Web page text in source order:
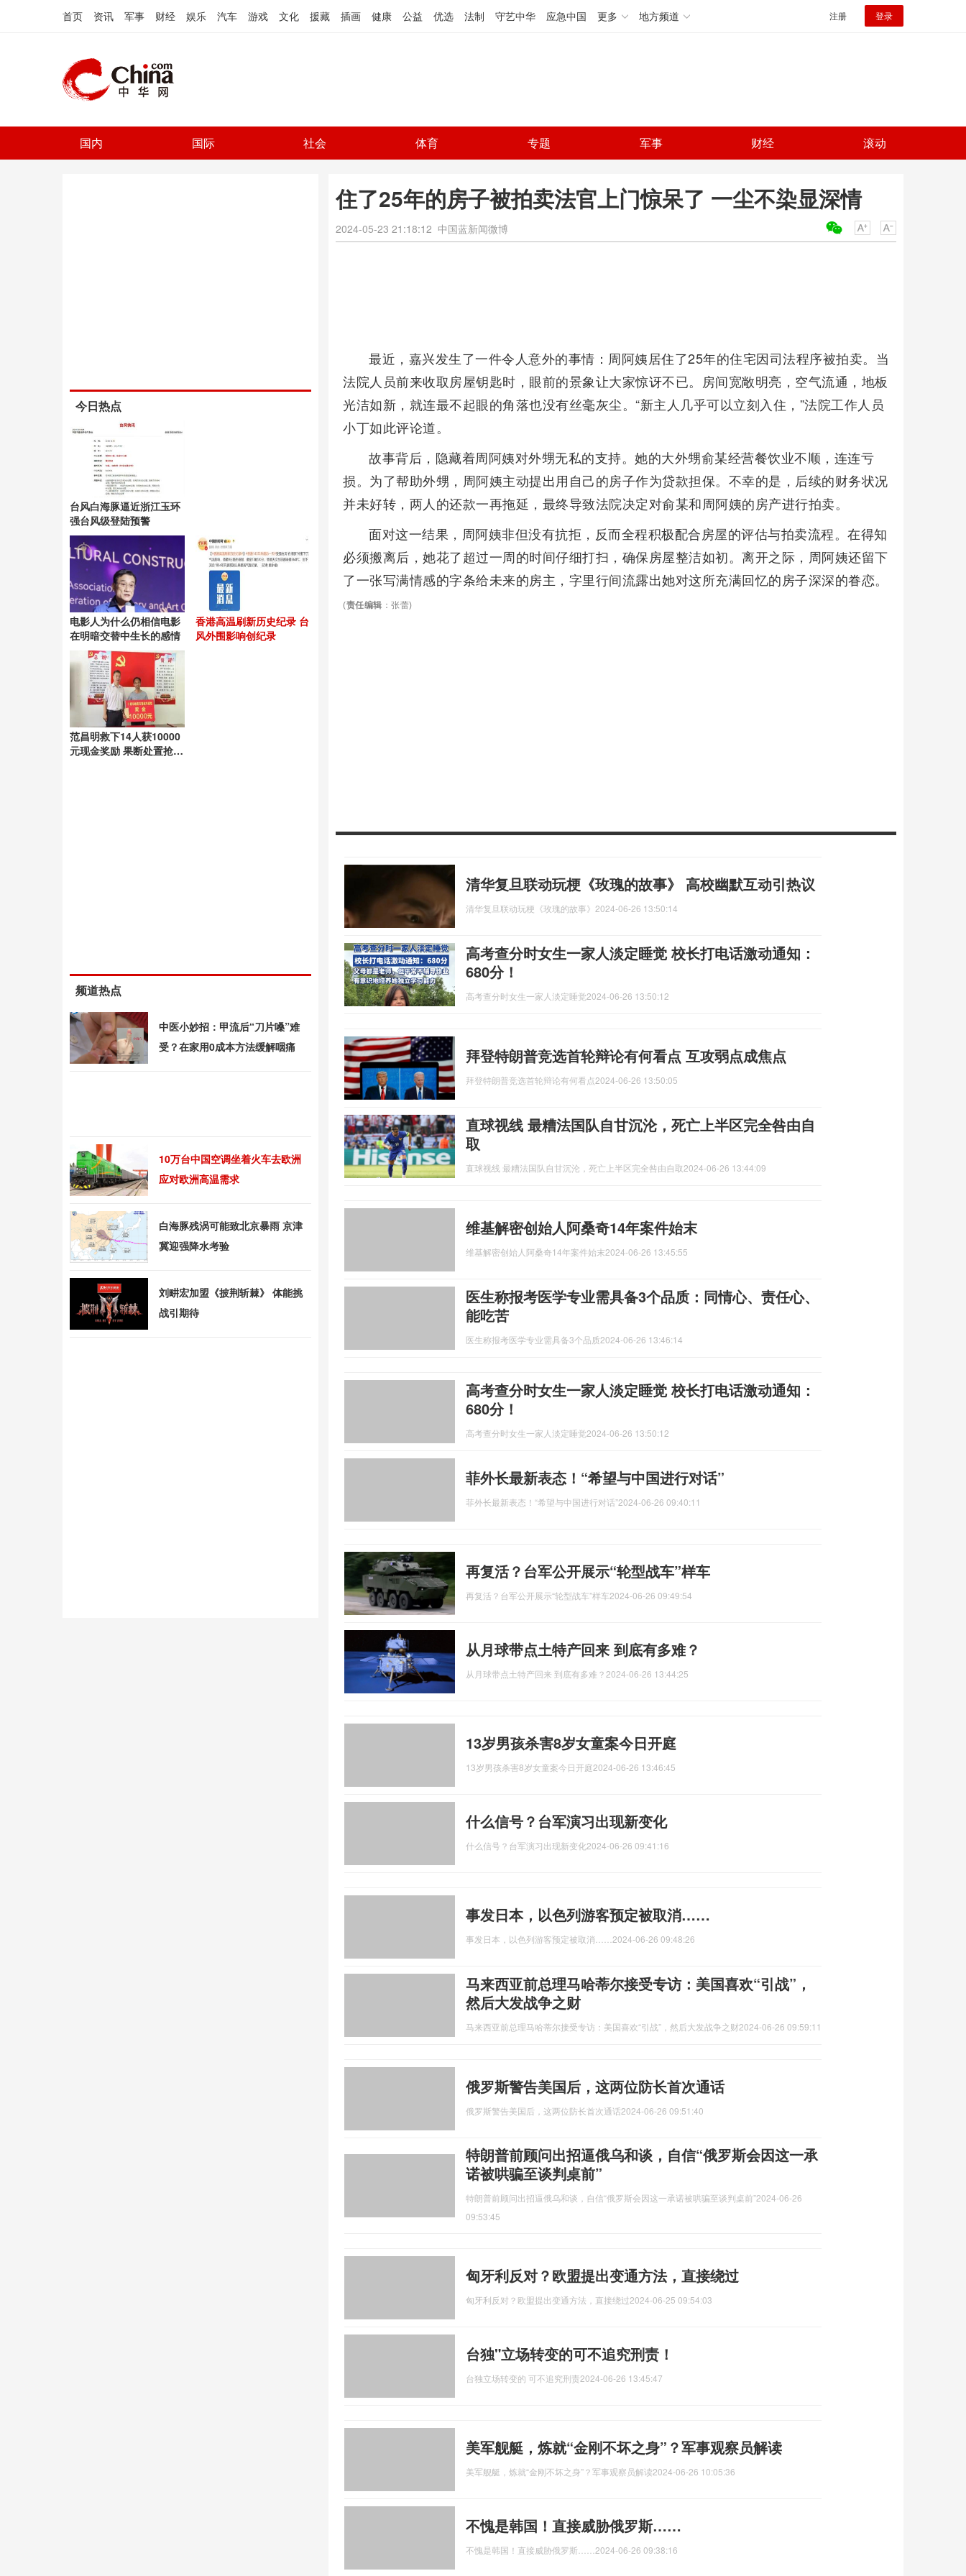
首页 资讯 军事 财经 娱乐 汽车 游戏 文化 援藏 插画 健康 公益 优选 法制 守艺中华 应急中国 更多 地方频道 注册 登录
国内 国际 社会 体育 专题 军事 财经 滚动
住了25年的房子被拍卖法官上门惊呆了 一尘不染显深情
2024-05-23 21:18:12 中国蓝新闻微博
最近，嘉兴发生了一件令人意外的事情：周阿姨居住了25年的住宅因司法程序被拍卖。当
法院人员前来收取房屋钥匙时，眼前的景象让大家惊讶不已。房间宽敞明亮，空气流通，地板
光洁如新，就连最不起眼的角落也没有丝毫灰尘。“新主人几乎可以立刻入住，”法院工作人员
小丁如此评论道。
故事背后，隐藏着周阿姨对外甥无私的支持。她的大外甥俞某经营餐饮业不顺，连连亏
损。为了帮助外甥，周阿姨主动提出用自己的房子作为贷款担保。不幸的是，后续的财务状况
并未好转，两人的还款一再拖延，最终导致法院决定对俞某和周阿姨的房产进行拍卖。
面对这一结果，周阿姨非但没有抗拒，反而全程积极配合房屋的评估与拍卖流程。在得知
必须搬离后，她花了超过一周的时间仔细打扫，确保房屋整洁如初。离开之际，周阿姨还留下
了一张写满情感的字条给未来的房主，字里行间流露出她对这所充满回忆的房子深深的眷恋。
(责任编辑 ：张蕾)
清华复旦联动玩梗《玫瑰的故事》 高校幽默互动引热议
清华复旦联动玩梗《玫瑰的故事》 2024-06-26 13:50:14
高考查分时女生一家人淡定睡觉 校长打电话激动通知：
680分！
高考查分时女生一家人淡定睡觉2024-06-26 13:50:12
拜登特朗普竞选首轮辩论有何看点 互攻弱点成焦点
拜登特朗普竞选首轮辩论有何看点2024-06-26 13:50:05
直球视线 最糟法国队自甘沉沦，死亡上半区完全咎由自
取
直球视线 最糟法国队自甘沉沦，死亡上半区完全咎由自取2024-06-26 13:44:09
维基解密创始人阿桑奇14年案件始末
维基解密创始人阿桑奇14年案件始末2024-06-26 13:45:55
医生称报考医学专业需具备3个品质：同情心、责任心、
能吃苦
医生称报考医学专业需具备3个品质2024-06-26 13:46:14
高考查分时女生一家人淡定睡觉 校长打电话激动通知：
680分！
高考查分时女生一家人淡定睡觉2024-06-26 13:50:12
菲外长最新表态！“希望与中国进行对话”
菲外长最新表态！“希望与中国进行对话”2024-06-26 09:40:11
再复活？台军公开展示“轮型战车”样车
再复活？台军公开展示“轮型战车”样车2024-06-26 09:49:54
从月球带点土特产回来 到底有多难？
从月球带点土特产回来 到底有多难？ 2024-06-26 13:44:25
13岁男孩杀害8岁女童案今日开庭
13岁男孩杀害8岁女童案今日开庭2024-06-26 13:46:45
什么信号？台军演习出现新变化
什么信号？台军演习出现新变化2024-06-26 09:41:16
事发日本，以色列游客预定被取消……
事发日本，以色列游客预定被取消…… 2024-06-26 09:48:26
马来西亚前总理马哈蒂尔接受专访：美国喜欢“引战”，
然后大发战争之财
马来西亚前总理马哈蒂尔接受专访：美国喜欢“引战”，然后大发战争之财2024-06-26 09:59:11
俄罗斯警告美国后，这两位防长首次通话
俄罗斯警告美国后，这两位防长首次通话2024-06-26 09:51:40
特朗普前顾问出招逼俄乌和谈，自信“俄罗斯会因这一承
诺被哄骗至谈判桌前”
特朗普前顾问出招逼俄乌和谈，自信“俄罗斯会因这一承诺被哄骗至谈判桌前”2024-06-26
09:53:45
匈牙利反对？欧盟提出变通方法，直接绕过
匈牙利反对？欧盟提出变通方法，直接绕过2024-06-25 09:54:03
台独"立场转变的可不追究刑责！
台独立场转变的 可不追究刑责2024-06-26 13:45:47
美军舰艇，炼就“金刚不坏之身”？军事观察员解读
美军舰艇，炼就“金刚不坏之身”？军事观察员解读2024-06-26 10:05:36
不愧是韩国！直接威胁俄罗斯……
不愧是韩国！直接威胁俄罗斯…… 2024-06-26 09:38:16
今日热点
台风白海豚逼近浙江玉环
强台风级登陆预警
电影人为什么仍相信电影
在明暗交替中生长的感情
香港高温刷新历史纪录 台
风外围影响创纪录
范昌明救下14人获10000
元现金奖励 果断处置抢出
频道热点
中医小妙招：甲流后“刀片嗓”难
受？在家用0成本方法缓解咽痛
10万台中国空调坐着火车去欧洲
应对欧洲高温需求
白海豚残涡可能致北京暴雨 京津
冀迎强降水考验
刘畊宏加盟《披荆斩棘》 体能挑
战引期待